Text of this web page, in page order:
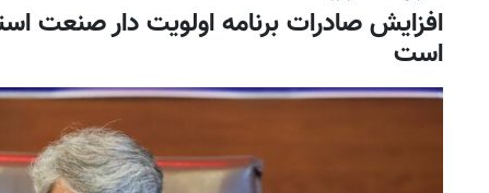
افزایش صادرات برنامه اولویت دار صنعت
است